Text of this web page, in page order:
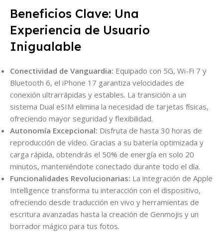
Beneficios Clave: Una
Experiencia de Usuario
Inigualable
Conectividad de Vanguardia: Equipado con 5G, Wi-Fi 7 y
Bluetooth 6, el iPhone 17 garantiza velocidades de
conexión ultrarrápidas y estables. La transición a un
sistema Dual eSIM elimina la necesidad de tarjetas físicas,
ofreciendo mayor seguridad y flexibilidad.
Autonomía Excepcional: Disfruta de hasta 30 horas de
reproducción de vídeo. Gracias a su batería optimizada y
carga rápida, obtendrás el 50% de energía en solo 20
minutos, manteniéndote conectado durante todo el día.
Funcionalidades Revolucionarias: La integración de Apple
Intelligence transforma tu interacción con el dispositivo,
ofreciendo desde traducción en vivo y herramientas de
escritura avanzadas hasta la creación de Genmojis y un
borrador mágico para tus fotos.